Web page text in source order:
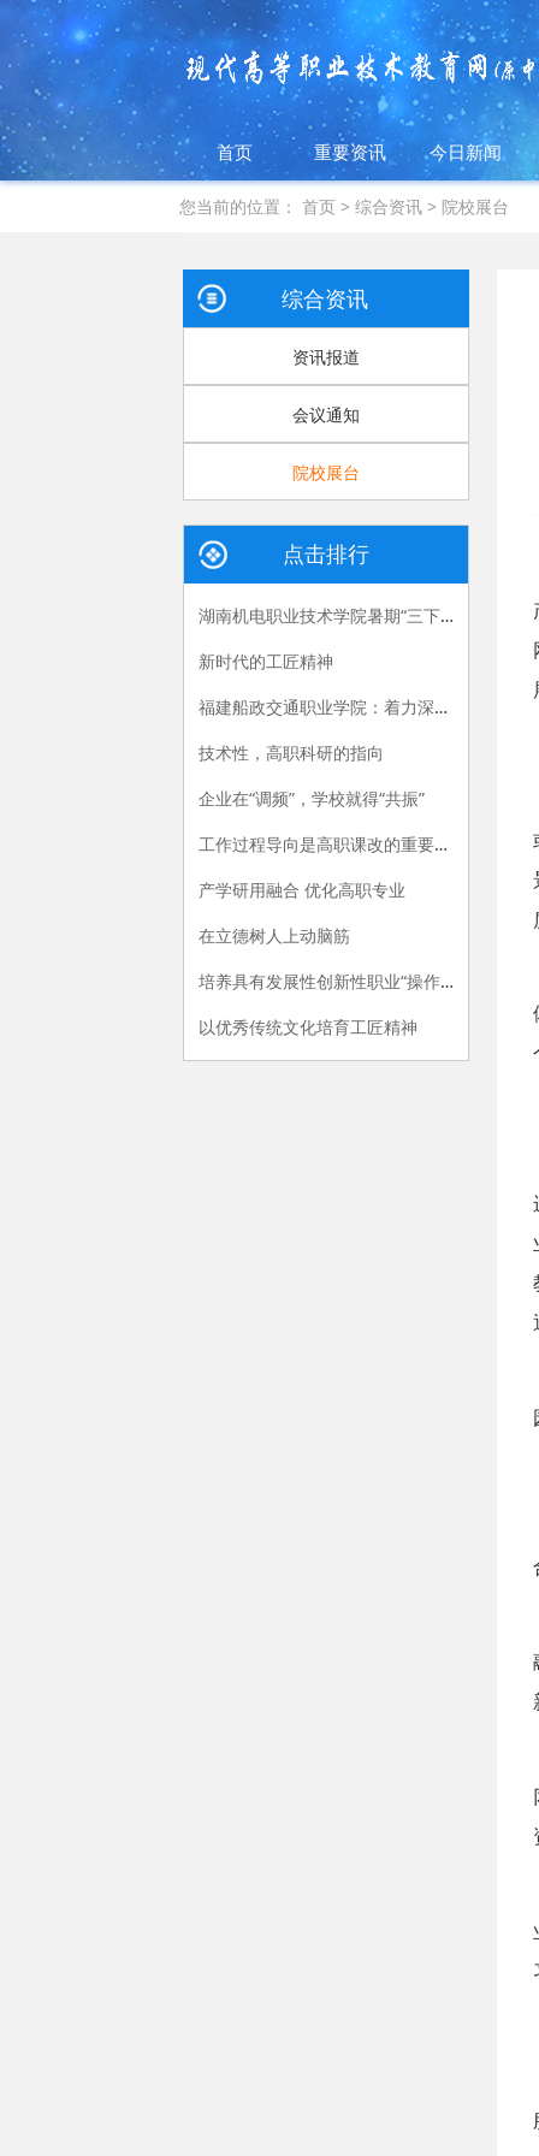
首页 重要资讯 今日新闻
您当前的位置：首页 >综合资讯 >院校展台
综合资讯
资讯报道
会议通知
院校展台
点击排行
湖南机电职业技术学院暑期“三下乡”：长大后，我就成了你
新时代的工匠精神
福建船政交通职业学院：着力深化产教融合，“六招”助推职教供给侧改革
技术性，高职科研的指向
企业在“调频”，学校就得“共振”
工作过程导向是高职课改的重要指导原则
产学研用融合 优化高职专业
在立德树人上动脑筋
培养具有发展性创新性职业“操作手”
以优秀传统文化培育工匠精神